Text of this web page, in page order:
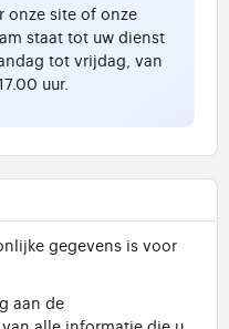
onze site of onze
staat tot uw dienst
tot vrijdag, van
uur.
gegevens is voor
aan de